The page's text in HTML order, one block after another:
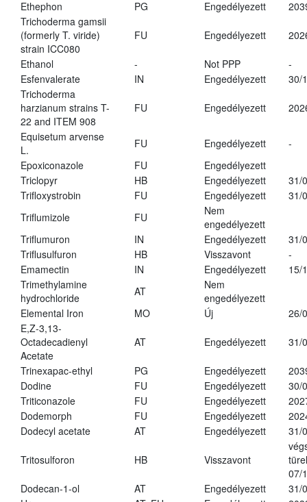
Ethephon
PG Engedélyezett
Trichoderma gamsii
(formerly T. viride)
strain ICC080
FU Engedélyezett
Ethanol - Not PPP
-
Esfenvalerate
IN Engedélyezett
30/
Trichoderma
harzianum strains T-
22 and ITEM 908
FU Engedélyezett
Equisetum arvense
L.
FU Engedélyezett
-
Epoxiconazole
FU
Engedélyezett
Triclopyr
HB Engedélyezett
31/
Trifloxystrobin
FU Engedélyezett
31/
Triflumizole
FU
Nem
engedélyezett
Triflumuron
IN Engedélyezett
31/
Triflusulfuron
HB Visszavont
-
Emamectin
IN Engedélyezett
15/
Trimethylamine
hydrochloride
AT
Nem
engedélyezett
Elemental Iron
MO Új
26/
E,Z-3,13-
Octadecadienyl
Acetate
AT Engedélyezett 31/
Trinexapac-ethyl PG Engedélyezett
Dodine
FU Engedélyezett
30/
Triticonazole
FU Engedélyezett
Dodemorph
FU Engedélyezett
Dodecyl acetate
AT Engedélyezett 31/
Tritosulforon HB Visszavont
07/
Dodecan-1-ol
AT Engedélyezett
31/